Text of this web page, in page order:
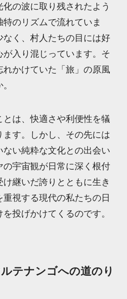
の波に取り残されたよう
のリズムで流れていま
く、村人たちの目には好
入り混じっています。そ
かけていた「旅」の原風
とは、快適さや利便性を犠
す。しかし、その先には
い純粋な文化との出会い
の宇宙観が日常に深く根付
継いだ誇りとともに生き
視する現代の私たちの日
投げかけてくるのです。
テナンゴへの道のり